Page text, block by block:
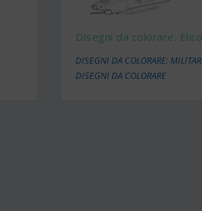
Disegni da colorare:
DISEGNI DA COLORARE:
DISEGNI DA COLORARE